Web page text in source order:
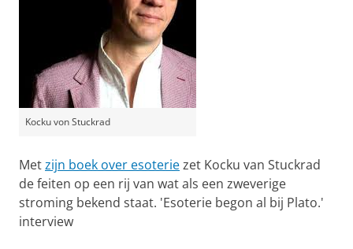
Kocku von Stuckrad
Metzijn boek over esoteriezet Kocku van Stuckrad
de feiten op een rij van wat als een zweverige
stroming bekend staat. 'Esoterie begon al bij Plato.'
interview